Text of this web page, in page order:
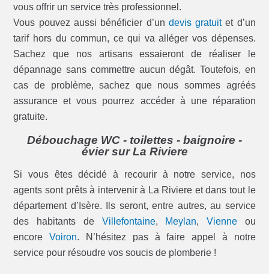
vous offrir un service très professionnel.
Vous pouvez aussi bénéficier d’un devis gratuitet d’un
tarif hors du commun, ce qui va alléger vos dépenses.
Sachez que nos artisans essaieront de réaliser le
dépannage sans commettre aucun dégât. Toutefois, en
cas de problème, sachez que nous sommes agréés
assurance et vous pourrez accéder à une réparation
gratuite.
Débouchage WC - toilettes - baignoire -
évier sur La Riviere
Si vous êtes décidé à recourir à notre service, nos
agents sont prêts à intervenir à La Riviere et dans tout le
département d’Isère. Ils seront, entre autres, au service
des habitants de Villefontaine, Meylan, Vienneou
encoreVoiron. N’hésitez pas à faire appel à notre
service pour résoudre vos soucis de plomberie !